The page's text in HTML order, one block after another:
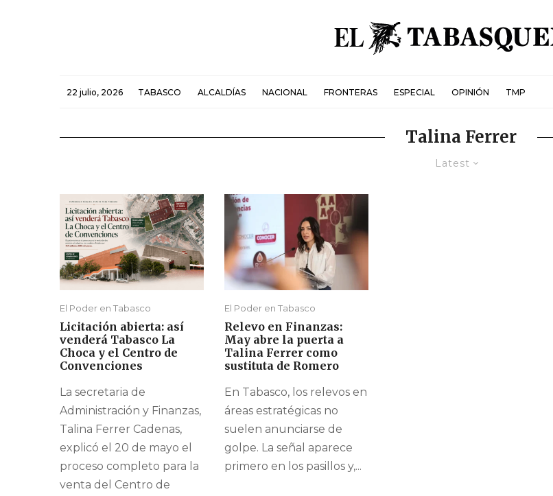
22 julio, 2026 TABASCO ALCALDÍAS NACIONAL FRONTERAS ESPECIAL OPINIÓN TMP
Talina Ferrer
Latest
El Poder en Tabasco
Licitación abierta: así
venderá Tabasco La
Choca y el Centro de
Convenciones
La secretaria de
Administración y Finanzas,
Talina Ferrer Cadenas,
explicó el 20 de mayo el
proceso completo para la
venta del Centro de
El Poder en Tabasco
Relevo en Finanzas:
May abre la puerta a
Talina Ferrer como
sustituta de Romero
En Tabasco, los relevos en
áreas estratégicas no
suelen anunciarse de
golpe. La señal aparece
primero en los pasillos y,...